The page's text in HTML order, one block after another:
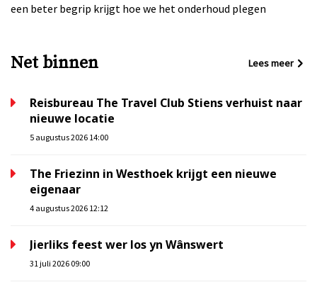
een beter begrip krijgt hoe we het onderhoud plegen
Net binnen Lees meer
Reisbureau The Travel Club Stiens verhuist naar
nieuwe locatie
5 augustus 2026 14:00
The Friezinn in Westhoek krijgt een nieuwe
eigenaar
4 augustus 2026 12:12
Jierliks feest wer los yn Wânswert
31 juli 2026 09:00